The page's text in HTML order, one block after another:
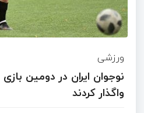
ورزشی
نوجوان ایران در د‌ومین بازی
واگذار کردند